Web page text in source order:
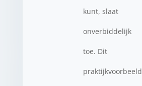
kunt, slaat
onverbiddelijk
toe. Dit
praktijkvoorbeeld